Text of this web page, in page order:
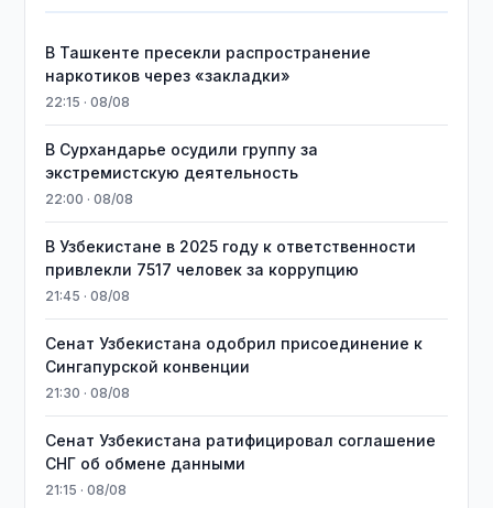
В Ташкенте пресекли распространение
наркотиков через «закладки»
22:15 · 08/08
В Сурхандарье осудили группу за
экстремистскую деятельность
22:00 · 08/08
В Узбекистане в 2025 году к ответственности
привлекли 7517 человек за коррупцию
21:45 · 08/08
Сенат Узбекистана одобрил присоединение к
Сингапурской конвенции
21:30 · 08/08
Сенат Узбекистана ратифицировал соглашение
СНГ об обмене данными
21:15 · 08/08